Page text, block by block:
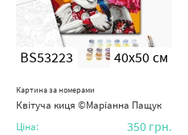
BS53223 40x50 см
Картина за номерами
Квітуча киця ©Маріанна Пащук
Ціна: 350 грн.